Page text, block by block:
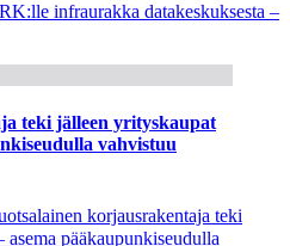
infraurakka datakeskuksesta –
teki jälleen yrityskaupat
vahvistuu
korjausrakentaja teki
pääkaupunkiseudulla